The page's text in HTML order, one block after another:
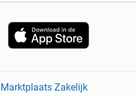
Marktplaats Zakelijk